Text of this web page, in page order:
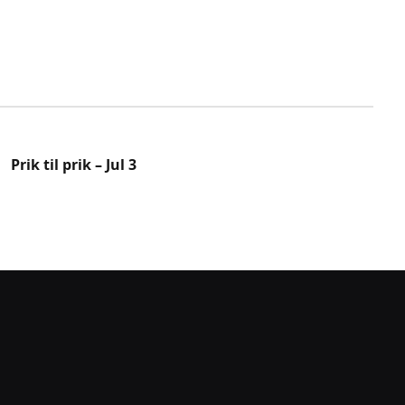
Prik til prik – Jul 3